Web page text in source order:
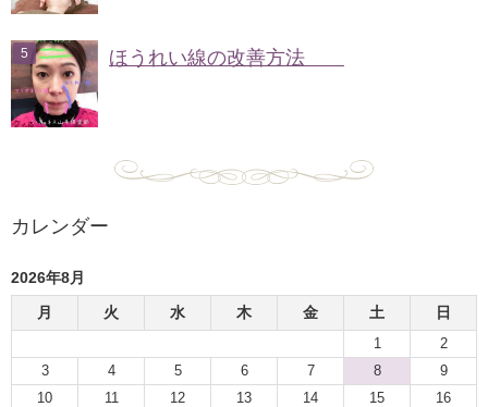
ほうれい線の改善方法
カレンダー
2026年8月
月
火 水 木 金 土 日
1
2
3
4 5 6 7 8
9
10
11 12 13 14 15
16